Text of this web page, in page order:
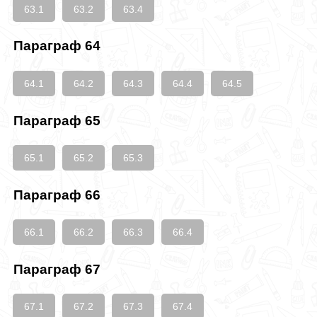
63.1 63.2 63.4
Параграф 64
64.1 64.2 64.3 64.4 64.5
Параграф 65
65.1 65.2 65.3
Параграф 66
66.1 66.2 66.3 66.4
Параграф 67
67.1 67.2 67.3 67.4